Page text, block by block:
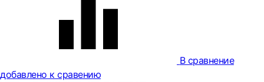
В сравнение
добавлено к сравению